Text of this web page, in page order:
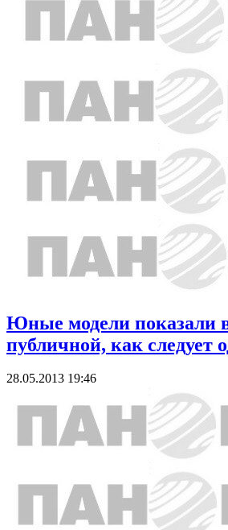
Юные модели показали
публичной, как следует
28.05.2013 19:46